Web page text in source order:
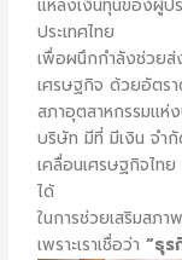
แหล่งเงินทุนของผู้ป
ประเทศไทย
เพื่อผนึกกำลังช่วยส่
เศรษฐกิจ ด้วยอัตรา
สภาอุตสาหกรรมแห่ง
บริษัท มีที่ มีเงิน จำ
เคลื่อนเศรษฐกิจไท
ได้
ในการช่วยเสริมสภ
เพราะเราเชื่อว่า“ธุร